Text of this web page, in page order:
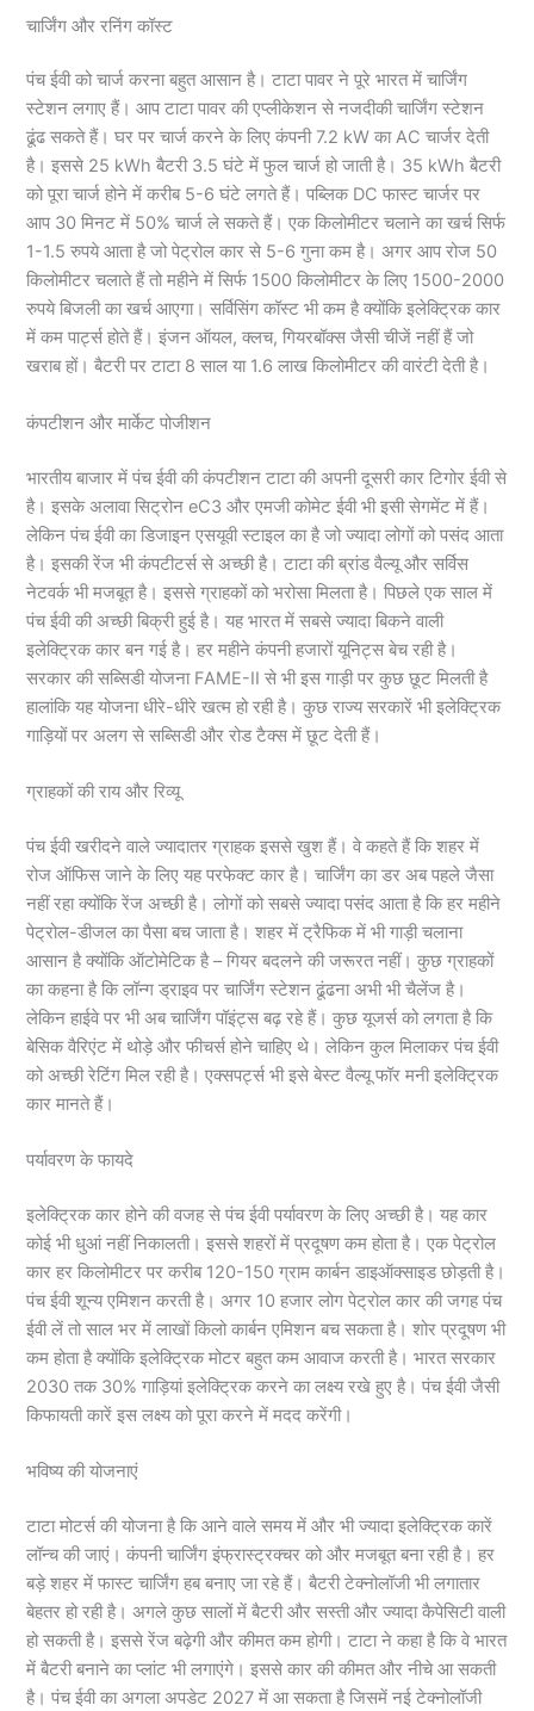
चार्जिंग और रनिंग कॉस्ट
पंच ईवी को चार्ज करना बहुत आसान है। टाटा पावर ने पूरे भारत में चार्जिंग
स्टेशन लगाए हैं। आप टाटा पावर की एप्लीकेशन से नजदीकी चार्जिंग स्टेशन
ढूंढ सकते हैं। घर पर चार्ज करने के लिए कंपनी 7.2 kW का AC चार्जर देती
है। इससे 25 kWh बैटरी 3.5 घंटे में फुल चार्ज हो जाती है। 35 kWh बैटरी
को पूरा चार्ज होने में करीब 5-6 घंटे लगते हैं। पब्लिक DC फास्ट चार्जर पर
आप 30 मिनट में 50% चार्ज ले सकते हैं। एक किलोमीटर चलाने का खर्च सिर्फ
1-1.5 रुपये आता है जो पेट्रोल कार से 5-6 गुना कम है। अगर आप रोज 50
किलोमीटर चलाते हैं तो महीने में सिर्फ 1500 किलोमीटर के लिए 1500-2000
रुपये बिजली का खर्च आएगा। सर्विसिंग कॉस्ट भी कम है क्योंकि इलेक्ट्रिक कार
में कम पार्ट्स होते हैं। इंजन ऑयल, क्लच, गियरबॉक्स जैसी चीजें नहीं हैं जो
खराब हों। बैटरी पर टाटा 8 साल या 1.6 लाख किलोमीटर की वारंटी देती है।
कंपटीशन और मार्केट पोजीशन
भारतीय बाजार में पंच ईवी की कंपटीशन टाटा की अपनी दूसरी कार टिगोर ईवी से
है। इसके अलावा सिट्रोन eC3 और एमजी कोमेट ईवी भी इसी सेगमेंट में हैं।
लेकिन पंच ईवी का डिजाइन एसयूवी स्टाइल का है जो ज्यादा लोगों को पसंद आता
है। इसकी रेंज भी कंपटीटर्स से अच्छी है। टाटा की ब्रांड वैल्यू और सर्विस
नेटवर्क भी मजबूत है। इससे ग्राहकों को भरोसा मिलता है। पिछले एक साल में
पंच ईवी की अच्छी बिक्री हुई है। यह भारत में सबसे ज्यादा बिकने वाली
इलेक्ट्रिक कार बन गई है। हर महीने कंपनी हजारों यूनिट्स बेच रही है।
सरकार की सब्सिडी योजना FAME-II से भी इस गाड़ी पर कुछ छूट मिलती है
हालांकि यह योजना धीरे-धीरे खत्म हो रही है। कुछ राज्य सरकारें भी इलेक्ट्रिक
गाड़ियों पर अलग से सब्सिडी और रोड टैक्स में छूट देती हैं।
ग्राहकों की राय और रिव्यू
पंच ईवी खरीदने वाले ज्यादातर ग्राहक इससे खुश हैं। वे कहते हैं कि शहर में
रोज ऑफिस जाने के लिए यह परफेक्ट कार है। चार्जिंग का डर अब पहले जैसा
नहीं रहा क्योंकि रेंज अच्छी है। लोगों को सबसे ज्यादा पसंद आता है कि हर महीने
पेट्रोल-डीजल का पैसा बच जाता है। शहर में ट्रैफिक में भी गाड़ी चलाना
आसान है क्योंकि ऑटोमेटिक है – गियर बदलने की जरूरत नहीं। कुछ ग्राहकों
का कहना है कि लॉन्ग ड्राइव पर चार्जिंग स्टेशन ढूंढना अभी भी चैलेंज है।
लेकिन हाईवे पर भी अब चार्जिंग पॉइंट्स बढ़ रहे हैं। कुछ यूजर्स को लगता है कि
बेसिक वैरिएंट में थोड़े और फीचर्स होने चाहिए थे। लेकिन कुल मिलाकर पंच ईवी
को अच्छी रेटिंग मिल रही है। एक्सपर्ट्स भी इसे बेस्ट वैल्यू फॉर मनी इलेक्ट्रिक
कार मानते हैं।
पर्यावरण के फायदे
इलेक्ट्रिक कार होने की वजह से पंच ईवी पर्यावरण के लिए अच्छी है। यह कार
कोई भी धुआं नहीं निकालती। इससे शहरों में प्रदूषण कम होता है। एक पेट्रोल
कार हर किलोमीटर पर करीब 120-150 ग्राम कार्बन डाइऑक्साइड छोड़ती है।
पंच ईवी शून्य एमिशन करती है। अगर 10 हजार लोग पेट्रोल कार की जगह पंच
ईवी लें तो साल भर में लाखों किलो कार्बन एमिशन बच सकता है। शोर प्रदूषण भी
कम होता है क्योंकि इलेक्ट्रिक मोटर बहुत कम आवाज करती है। भारत सरकार
2030 तक 30% गाड़ियां इलेक्ट्रिक करने का लक्ष्य रखे हुए है। पंच ईवी जैसी
किफायती कारें इस लक्ष्य को पूरा करने में मदद करेंगी।
भविष्य की योजनाएं
टाटा मोटर्स की योजना है कि आने वाले समय में और भी ज्यादा इलेक्ट्रिक कारें
लॉन्च की जाएं। कंपनी चार्जिंग इंफ्रास्ट्रक्चर को और मजबूत बना रही है। हर
बड़े शहर में फास्ट चार्जिंग हब बनाए जा रहे हैं। बैटरी टेक्नोलॉजी भी लगातार
बेहतर हो रही है। अगले कुछ सालों में बैटरी और सस्ती और ज्यादा कैपेसिटी वाली
हो सकती है। इससे रेंज बढ़ेगी और कीमत कम होगी। टाटा ने कहा है कि वे भारत
में बैटरी बनाने का प्लांट भी लगाएंगे। इससे कार की कीमत और नीचे आ सकती
है। पंच ईवी का अगला अपडेट 2027 में आ सकता है जिसमें नई टेक्नोलॉजी